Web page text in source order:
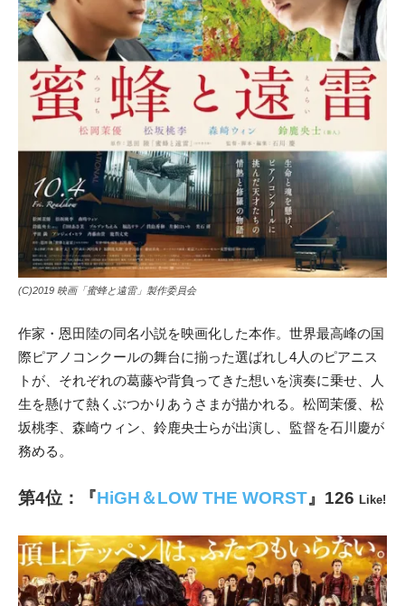
(C)2019 映画「蜜蜂と遠雷」製作委員会
作家・恩田陸の同名小説を映画化した本作。世界最高峰の国
際ピアノコンクールの舞台に揃った選ばれし4人のピアニス
トが、それぞれの葛藤や背負ってきた想いを演奏に乗せ、人
生を懸けて熱くぶつかりあうさまが描かれる。松岡茉優、松
坂桃李、森崎ウィン、鈴鹿央士らが出演し、監督を石川慶が
務める。
第4位： 『HiGH＆LOW THE WORST 』 126 Like!